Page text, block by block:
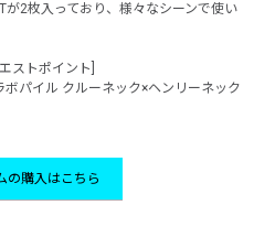
が2枚入っており、様々なシーンで使い
ストポイント]
パイル クルーネック×ヘンリーネック
の購入はこちら